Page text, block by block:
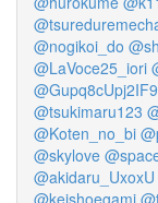
@nogikoi_do
@LaVoce25_iori
@tsukimaru123
@Koten_no_bi
@skylove
@akidaru_UxoxU
@keishoegami